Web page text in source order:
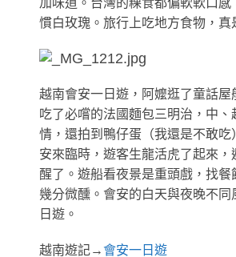
慣白玫瑰。旅行上吃地方食物，真
越南會安一日遊，阿嬤逛了童話屋
吃了必嚐的法國麵包三明治，中、
情，還拍到鴨仔蛋（我還是不敢吃
安來臨時，遊客生龍活虎了起來，
醒了。遊船看夜景是重頭戲，找餐
幾分微醺。會安的白天與夜晚不同
日遊。
越南遊記→會安一日遊